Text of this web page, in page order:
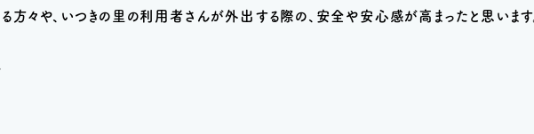
方々や、いつきの里の利用者さんが外出する際の、安全や安心感が高まったと思います。